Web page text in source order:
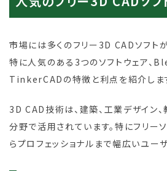
市場には多くのフリー3D CADソフト
特に人気のある3つのソフトウェア、
TinkerCADの特徴と利点を紹介しま
3D CAD技術は、建築、工業デザイン
分野で活用されています。特にフリー
らプロフェッショナルまで幅広いユー